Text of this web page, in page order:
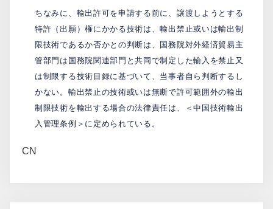
ちなみに、輸出許可を申請する前に、譲渡しようとする
特許（出願）権にかかる技術は、輸出禁止或いは輸出制
限技術であるか否かとの判断は、国務院対外経済貿易主
管部門は国務院関連部門と共同で制定した輸入を禁止又
は制限する技術目録に基づいて、当事者自ら判断するし
かない。輸出禁止の技術或いは無断で許可範囲外の輸出
制限技術を輸出する場合の法律責任は、＜中国技術輸出
入管理条例＞に定められている。
CN